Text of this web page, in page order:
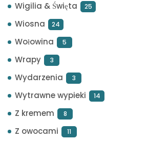
Wigilia & Święta 25
Wiosna 24
Wołowina 5
Wrapy 3
Wydarzenia 3
Wytrawne wypieki 14
Z kremem 8
Z owocami 11